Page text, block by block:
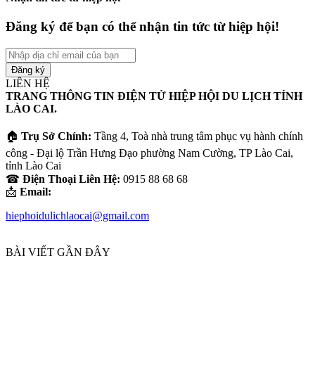
Đăng ký để bạn có thể nhận tin tức từ hiệp hội!
Nhập
địa
chỉ
email
của
bạn
LIÊN HỆ
TRANG THÔNG TIN ĐIỆN TỬ HIỆP HỘI DU LỊCH TỈNH
LÀO CAI.
🏠 Trụ Sở Chính: Tầng 4, Toà nhà trung tâm phục vụ hành chính
công - Đại lộ Trần Hưng Đạo phường Nam Cường, TP Lào Cai,
tỉnh Lào Cai
☎ Điện Thoại Liên Hệ: 0915 88 68 68
📩 Email:
hiephoidulichlaocai@gmail.com
BÀI VIẾT GẦN ĐÂY